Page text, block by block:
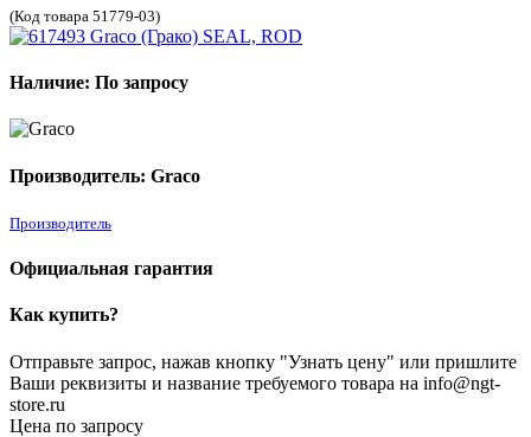
(Код товара 51779-03)
Наличие: По запросу
Производитель: Graco
Производитель
Официальная гарантия
Как купить?
Отправьте запрос, нажав кнопку "Узнать цену" или пришлите
Ваши реквизиты и название требуемого товара на info@ngt-
store.ru
Цена по запросу